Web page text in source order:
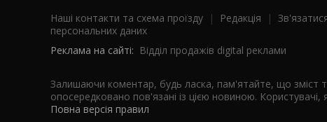
Наші контакти та схема проїзду | Редакція |
персональних даних
Реклама на сайті: Відділ продажів digital реклами
Залишаючи коментар, будь ласка, пам'ятайте, що зміст
опосередковано пов'язані із цією новиною.
Повна версія правил